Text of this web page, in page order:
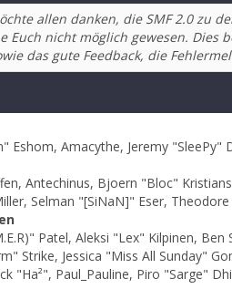
allen danken, die SMF 2.0 zu
Euch nicht möglich gewesen.
das gute Feedback, die
Eshom, Amacythe, Jeremy
Antechinus, Bjoern "Bloc"
Selman "[SiNaN]" Eser,
Patel, Aleksi "Lex" Kilpinen,
Strike, Jessica "Miss All Sunday"
"Ha²", Paul_Pauline, Piro "Sarge"